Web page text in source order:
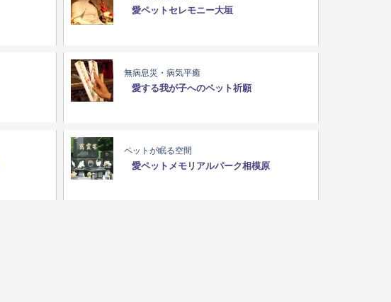
愛ペットセレモニー大垣
無病息災・病気平癒
愛する我が子へのペット祈願
ペットが眠る空間
愛ペットメモリアルパーク相模原